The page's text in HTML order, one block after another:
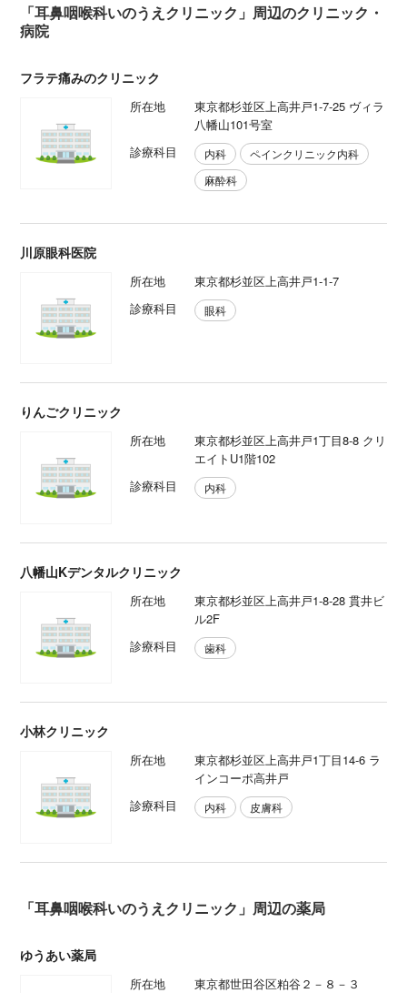
「耳鼻咽喉科いのうえクリニック」周辺のクリニック・
病院
フラテ痛みのクリニック
所在地
東京都杉並区上高井戸1-7-25 ヴィラ
八幡山101号室
診療科目
内科
ペインクリニック内科
麻酔科
川原眼科医院
所在地
東京都杉並区上高井戸1-1-7
診療科目
眼科
りんごクリニック
所在地
東京都杉並区上高井戸1丁目8-8 クリ
エイトU1階102
診療科目
内科
八幡山Kデンタルクリニック
所在地
東京都杉並区上高井戸1-8-28 貫井ビ
ル2F
診療科目
歯科
小林クリニック
所在地
東京都杉並区上高井戸1丁目14-6 ラ
インコーポ高井戸
診療科目
内科 皮膚科
「耳鼻咽喉科いのうえクリニック」周辺の薬局
ゆうあい薬局
所在地 東京都世田谷区粕谷２－８－３